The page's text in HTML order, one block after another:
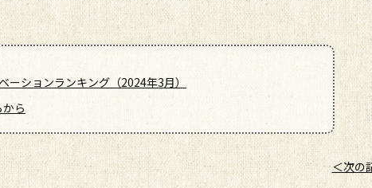
ションランキング（2024年3月）
ら
＜次の